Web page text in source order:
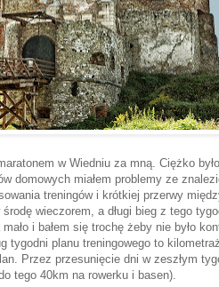
w Wiedniu za mną. Ciężko
domowych miałem problemy ze
treningów i krótkiej przerwy
wieczorem, a długi bieg z tego
i bałem się trochę żeby nie było
tygodni planu treningowego to
Przez przesunięcie dni w zeszłym
tego 40km na rowerku i basen).